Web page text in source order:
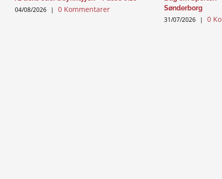
04/08/2026 | 0 Kommentarer
Sønderborg
31/07/2026 | 0